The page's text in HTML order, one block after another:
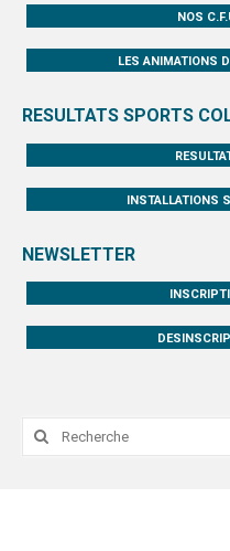
NOS
LES ANIMATIONS
RESULTATS SPORTS
INSTALLATIONS
NEWSLETTER
Rechercher